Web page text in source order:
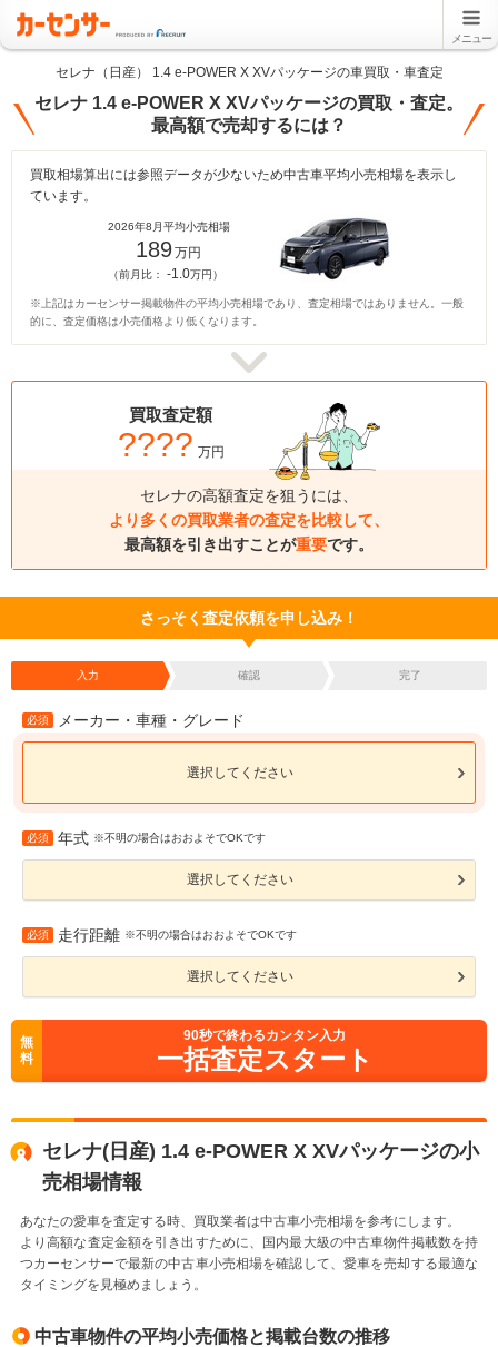
メニュー
セレナ（日産） 1.4 e-POWER X XVパッケージの車買取・車査定
セレナ 1.4 e-POWER X XVパッケージの買取・査定。
最高額で売却するには？
買取相場算出には参照データが少ないため中古車平均小売相場を表示し
ています。
2026年8月平均小売相場
189万円
（前月比： -1.0万円）
※上記はカーセンサー掲載物件の平均小売相場であり、査定相場ではありません。一般
的に、査定価格は小売価格より低くなります。
買取査定額
???? 万円
セレナの高額査定を狙うには、
より多くの買取業者の査定を比較して、
最高額を引き出すことが重要です。
さっそく査定依頼を申し込み！
入力 確認 完了
必須 メーカー・車種・グレード
選択してください
必須 年式 ※不明の場合はおおよそでOKです
選択してください
必須 走行距離 ※不明の場合はおおよそでOKです
選択してください
無
料
90秒で終わるカンタン入力
一括査定スタート
セレナ(日産) 1.4 e-POWER X XVパッケージの小
売相場情報
あなたの愛車を査定する時、買取業者は中古車小売相場を参考にします。
より高額な査定金額を引き出すために、国内最大級の中古車物件掲載数を持
つカーセンサーで最新の中古車小売相場を確認して、愛車を売却する最適な
タイミングを見極めましょう。
中古車物件の平均小売価格と掲載台数の推移